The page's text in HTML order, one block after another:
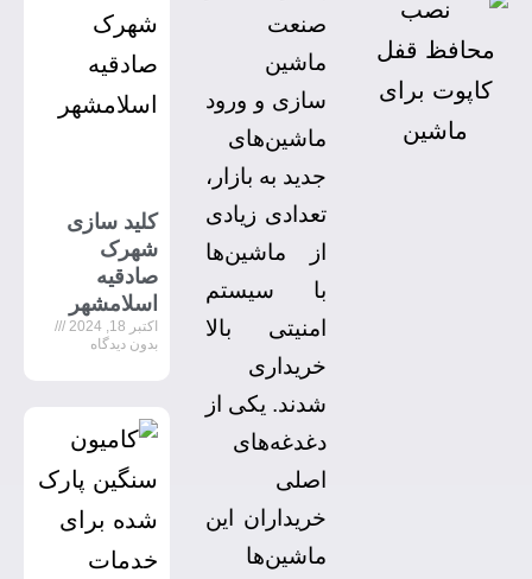
صنعت
ماشین
سازی و ورود
ماشین‌های
جدید به بازار،
تعدادی زیادی
از ماشین‌ها
با سیستم
امنیتی بالا
خریداری
شدند. یکی از
دغدغه‌های
اصلی
خریداران این
ماشین‌ها
کلید سازی
شهرک
صادقیه
اسلامشهر
اکتبر 18, 2024
بدون دیدگاه